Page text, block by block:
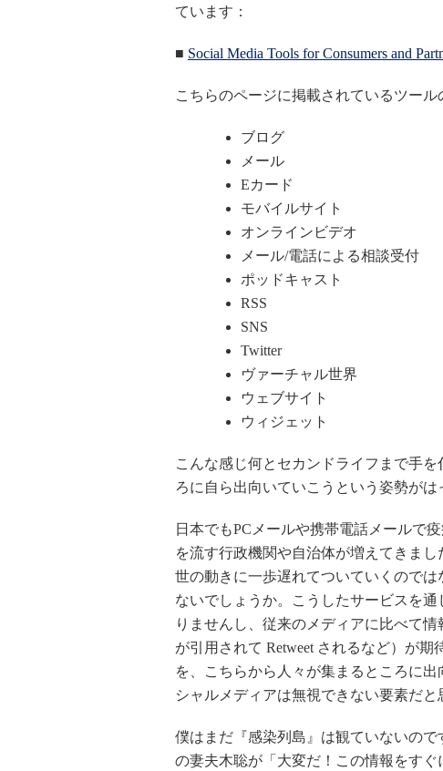
ています：
■ Social Media Tools for Consumers and
こちらのページに掲載されているツール
ブログ
メール
Eカード
モバイルサイト
オンラインビデオ
メール/電話による相談受付
ポッドキャスト
RSS
SNS
Twitter
ヴァーチャル世界
ウェブサイト
ウィジェット
こんな感じ何とセカンドライフまで手
ろに自ら出向いていこうという姿勢がは
日本でもPCメールや携帯電話メールで
を流す行政機関や自治体が増えてきま
世の動きに一歩遅れてついていくので
ないでしょうか。こうしたサービスを
りませんし、従来のメディアに比べて
が引用されて Retweet されるなど）が
を、こちらから人々が集まるところに
シャルメディアは無視できない要素だと
僕はまだ『感染列島』は観ていないの
の妻夫木聡が「大変だ！この情報をす